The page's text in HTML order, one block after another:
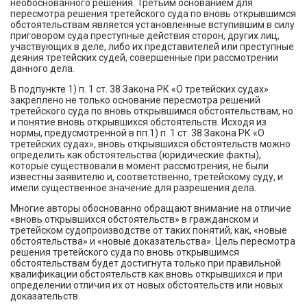
необоснованного решения. Третьим основанием для
пересмотра решения третейского суда по вновь открывшимся
обстоятельствам является установленные вступившим в силу
приговором суда преступные действия сторон, других лиц,
участвующих в деле, либо их представителей или преступные
деяния третейских судей, совершенные при рассмотрении
данного дела.
В подпункте 1) п. 1 ст. 38 Закона РК «О третейских судах»
закреплено не только основание пересмотра решений
третейского суда по вновь открывшимся обстоятельствам, но
и понятие вновь открывшихся обстоятельств. Исходя из
нормы, предусмотренной в пп.1) п. 1 ст. 38 Закона РК «О
третейских судах», вновь открывшихся обстоятельств можно
определить как обстоятельства (юридические факты),
которые существовали в момент рассмотрения, не были
известны заявителю и, соответственно, третейскому суду, и
имели существенное значение для разрешения дела.
Многие авторы обоснованно обращают внимание на отличие
«вновь открывшихся обстоятельств» в гражданском и
третейском судопроизводстве от таких понятий, как, «новые
обстоятельства» и «новые доказательства». Цель пересмотра
решения третейского суда по вновь открывшимся
обстоятельствам будет достигнута только при правильной
квалификации обстоятельств как вновь открывшихся и при
определении отличия их от новых обстоятельств или новых
доказательств.